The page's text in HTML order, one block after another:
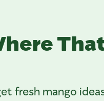
fresh mango